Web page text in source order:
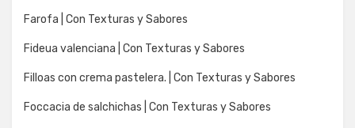
Farofa | Con Texturas y Sabores
Fideua valenciana | Con Texturas y Sabores
Filloas con crema pastelera. | Con Texturas y Sabores
Foccacia de salchichas | Con Texturas y Sabores